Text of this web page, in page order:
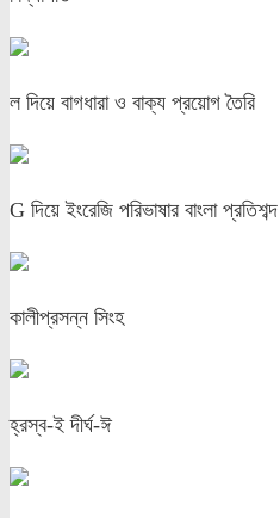
ল দিয়ে বাগধারা ও বাক্য প্রয়োগ তৈরি
G দিয়ে ইংরেজি পরিভাষার বাংলা প্রতিশব্দ
কালীপ্রসন্ন সিংহ
হ্রস্ব-ই দীর্ঘ-ঈ